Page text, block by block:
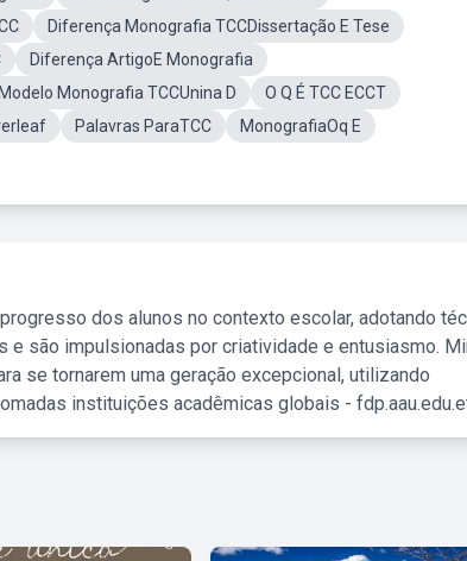
Diferença Monografia TCCDissertação E Tese
Diferença ArtigoE Monografia
Modelo Monografia TCCUnina D
O Q É TCC ECCT
Palavras ParaTCC
MonografiaOq E
dos alunos no contexto escolar, adotando
são impulsionadas por criatividade e entusiasmo.
se tornarem uma geração excepcional, utilizando
instituições acadêmicas globais -